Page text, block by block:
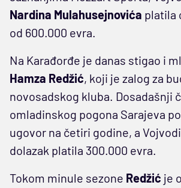
Nardina Mulahusejnovića platila
od 600.000 evra.
Na Karađorđe je danas stigao i
Hamza Redžić, koji je zalog za
novosadskog kluba. Dosadašnji
omladinskog pogona Sarajeva
ugovor na četiri godine, a
dolazak platila 300.000 evra.
Tokom minule sezone Redžić je